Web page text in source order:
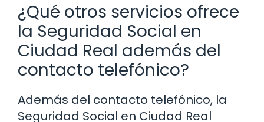
¿Qué otros servicios ofrece
la Seguridad Social en
Ciudad Real además del
contacto telefónico?
Además del contacto telefónico, la
Seguridad Social en Ciudad Real